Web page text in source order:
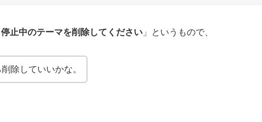
停止中のテーマを削除してください 」というもので、
除していいかな。